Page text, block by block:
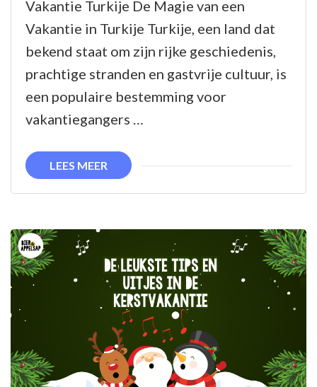
Vakantie Turkije De Magie van een
Vakantie in Turkije Turkije, een land dat
bekend staat om zijn rijke geschiedenis,
prachtige stranden en gastvrije cultuur, is
een populaire bestemming voor
vakantiegangers …
LEES MEER